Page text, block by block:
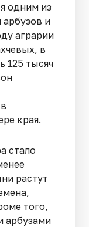
одним из
и
аграрии
в
125 тысяч
края.
стало
растут
того,
арбузами